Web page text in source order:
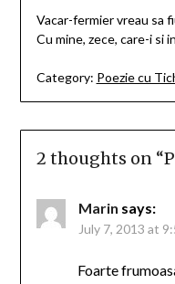
Vacar-fermier vreau sa
Cu mine, zece, care-i si
Category: Poezie cu
2 thoughts on “
Marin says:
July 7, 2013 at
Foarte